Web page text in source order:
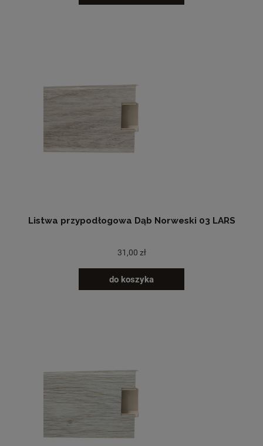
Listwa przypodłogowa Dąb Norweski 03 LARS
31,00 zł
do koszyka